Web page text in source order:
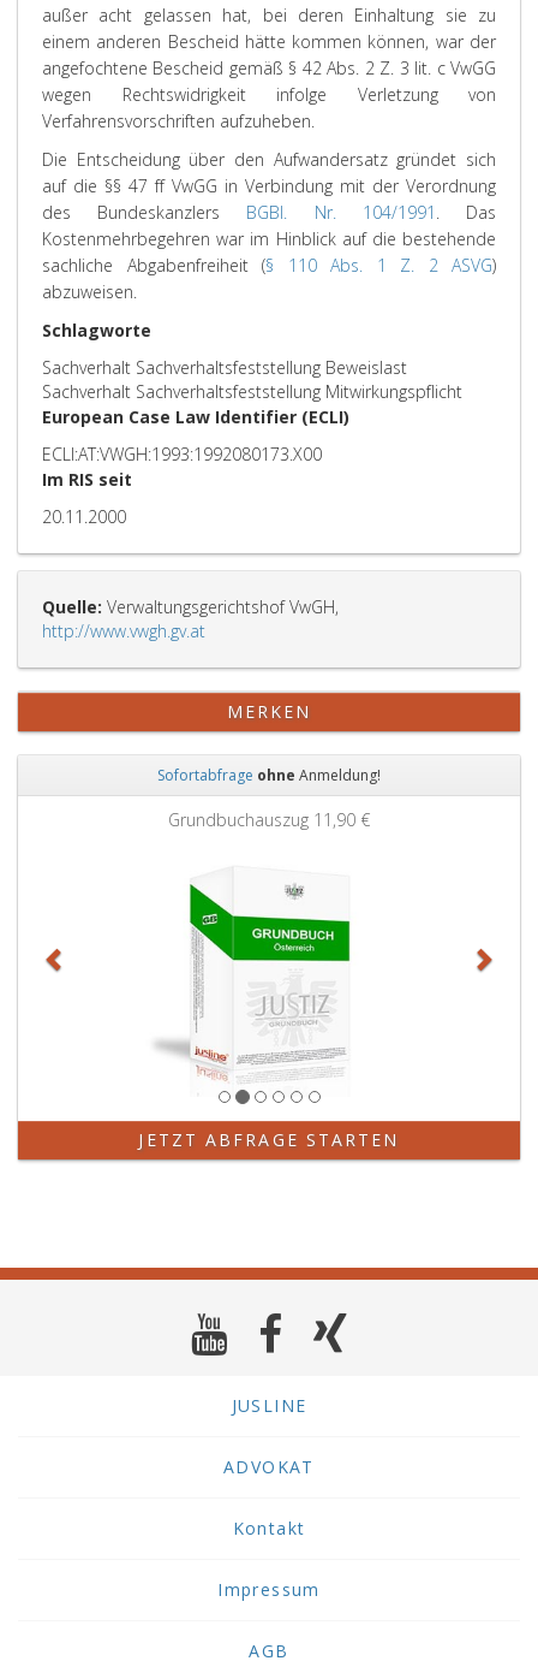
außer acht gelassen hat, bei deren Einhaltung sie zu
einem anderen Bescheid hätte kommen können, war der
angefochtene Bescheid gemäß § 42 Abs. 2 Z. 3 lit. c VwGG
wegen Rechtswidrigkeit infolge Verletzung von
Verfahrensvorschriften aufzuheben.
Die Entscheidung über den Aufwandersatz gründet sich
auf die §§ 47 ff VwGG in Verbindung mit der Verordnung
des Bundeskanzlers BGBl. Nr. 104/1991 . Das
Kostenmehrbegehren war im Hinblick auf die bestehende
sachliche Abgabenfreiheit (§ 110 Abs. 1 Z. 2 ASVG)
abzuweisen.
Schlagworte
Sachverhalt Sachverhaltsfeststellung Beweislast
Sachverhalt Sachverhaltsfeststellung Mitwirkungspflicht
European Case Law Identifier (ECLI)
ECLI:AT:VWGH:1993:1992080173.X00
Im RIS seit
20.11.2000
Quelle: Verwaltungsgerichtshof VwGH,
http://www.vwgh.gv.at
MERKEN
Sofortabfrage ohne Anmeldung!
Grundbuchauszug 11,90 €
JETZT ABFRAGE STARTEN
JUSLINE
ADVOKAT
Kontakt
Impressum
AGB